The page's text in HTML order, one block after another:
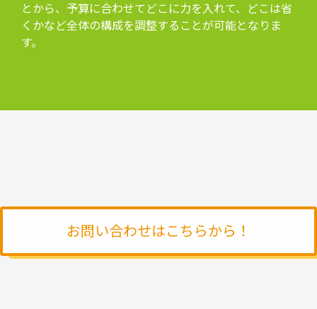
とから、予算に合わせてどこに力を入れて、どこは省
くかなど全体の構成を調整することが可能となりま
す。
お問い合わせはこちらから！